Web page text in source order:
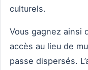
culturels.
Vous gagnez ainsi
accès au lieu de
passe dispersés.